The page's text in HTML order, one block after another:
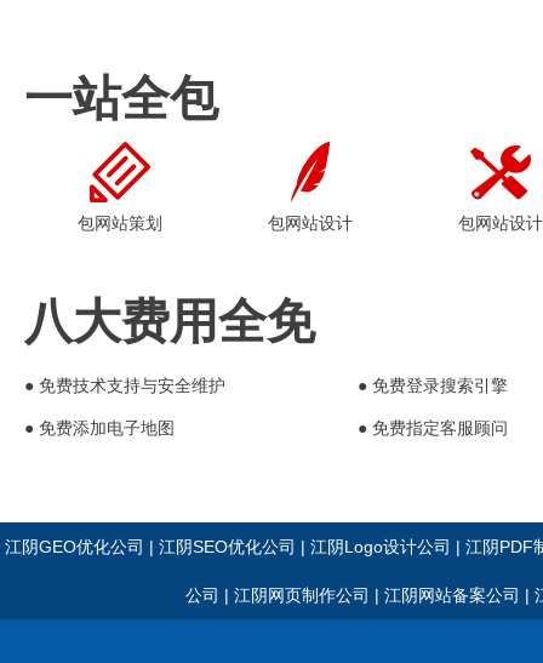
一站全包
包网站策划 包网站设计 包网站设计
八大费用全免
● 免费技术支持与安全维护 ● 免费登录搜索引擎
● 免费添加电子地图 ● 免费指定客服顾问
江阴GEO优化公司 | 江阴SEO优化公司 | 江阴Logo设计公司 | 江阴PDF
公司 | 江阴网页制作公司 | 江阴网站备案公司 |